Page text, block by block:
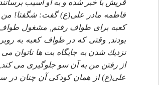
قريش با خبر شده و به او آسيب
فاطمه مادر على(ع) گفت: شگفتا! من
كعبه براى طواف رفتم, مشغول طواف
بودند, وقتى كه در طواف كعبه به
نزديك شدن به جايگاه بت ها
از رفتن من به آن سو جلوگيرى مى